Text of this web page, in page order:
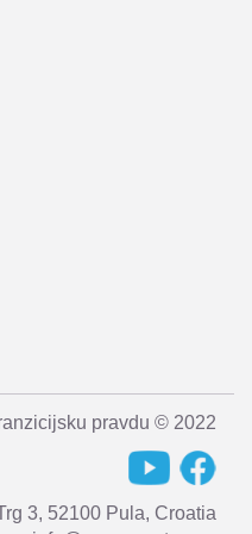
pravdu © 2022
3, 52100 Pula, Croatia